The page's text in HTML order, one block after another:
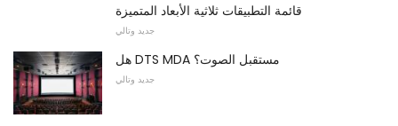
قائمة التطبيقات ثلاثية الأبعاد المتميزة
جديد وتالي
هل DTS MDA مستقبل الصوت؟
جديد وتالي